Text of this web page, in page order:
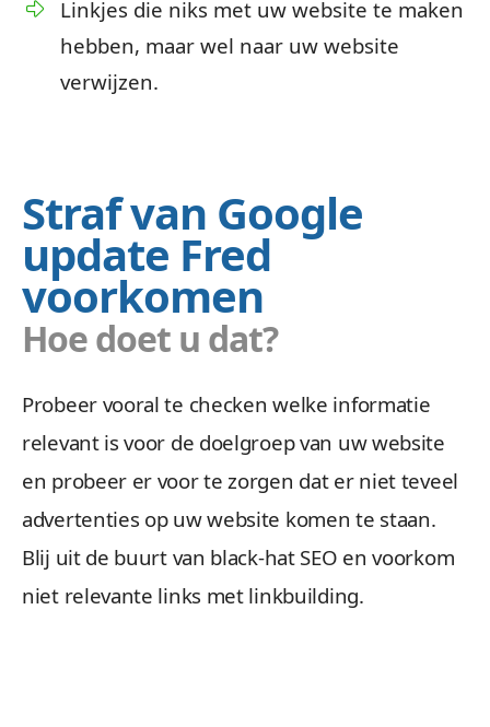
Linkjes die niks met uw website te maken
hebben, maar wel naar uw website
verwijzen.
Straf van Google
update Fred
voorkomen
Hoe doet u dat?
Probeer vooral te checken welke informatie
relevant is voor de doelgroep van uw website
en probeer er voor te zorgen dat er niet teveel
advertenties op uw website komen te staan.
Blij uit de buurt van black-hat SEO en voorkom
niet relevante links met linkbuilding.